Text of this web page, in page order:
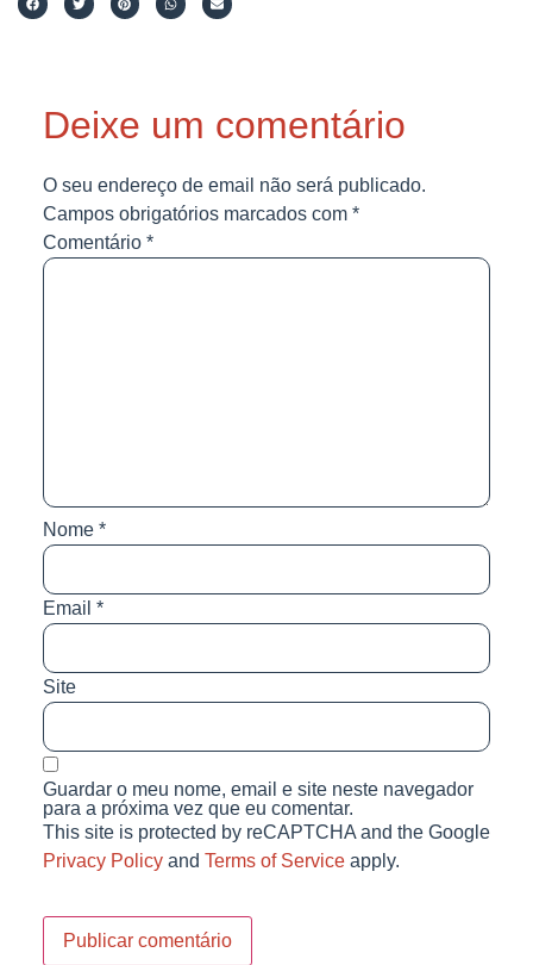
Deixe um comentário
O seu endereço de email não será publicado.
Campos obrigatórios marcados com *
Comentário *
Nome *
Email *
Site
Guardar o meu nome, email e site neste navegador
para a próxima vez que eu comentar.
This site is protected by reCAPTCHA and the Google
Privacy Policyand Terms of Serviceapply.